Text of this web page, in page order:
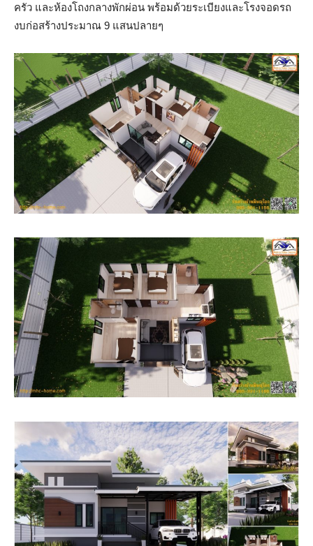
ครัว และห้องโถงกลางพักผ่อน พร้อมด้วยระเบียงและโรงจอดรถ
งบก่อสร้างประมาณ 9 แสนปลายๆ